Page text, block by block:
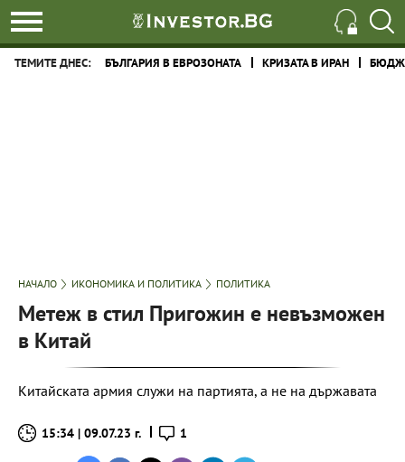
ТЕМИТЕ ДНЕС: БЪЛГАРИЯ В ЕВРОЗОНАТА КРИЗАТА В ИРАН
НАЧАЛО ИКОНОМИКА И ПОЛИТИКА ПОЛИТИКА
Метеж в стил Пригожин е невъзможен
в Китай
Китайската армия служи на партията, а не на държавата
15:34 | 09.07.23 г. 1